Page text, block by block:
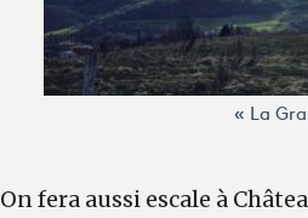
« La
On fera aussi escale à